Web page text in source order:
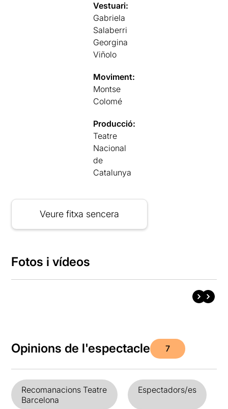
Vestuari:
Gabriela
Salaberri
Georgina
Viñolo
Moviment:
Montse
Colomé
Producció:
Teatre
Nacional
de
Catalunya
Veure fitxa sencera
Fotos i vídeos
Opinions de l'espectacle 7
Recomanacions Teatre
Barcelona
Espectadors/es